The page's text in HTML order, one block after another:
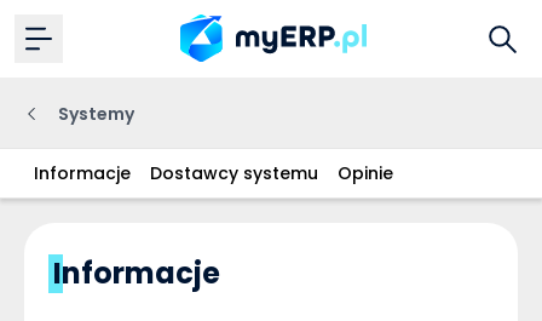
Systemy
Informacje Dostawcy systemu Opinie
Informacje